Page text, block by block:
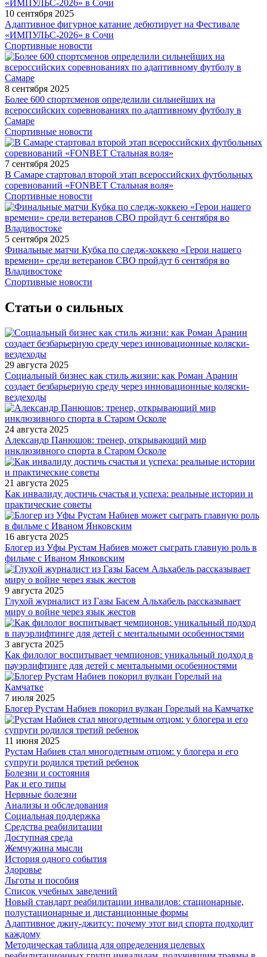
10 сентября 2025
Адаптивное фигурное катание дебютирует на Фестивале
«ИМПУЛЬС-2026» в Сочи
Спортивные новости
8 сентября 2025
Более 600 спортсменов определили сильнейших на
всероссийских соревнованиях по адаптивному футболу в
Самаре
Спортивные новости
7 сентября 2025
В Самаре стартовал второй этап всероссийских футбольных
соревнований «FONBET Стальная воля»
Спортивные новости
5 сентября 2025
Финальные матчи Кубка по следж-хоккею «Герои нашего
времени» среди ветеранов СВО пройдут 6 сентября во
Владивостоке
Спортивные новости
Статьи о сильных
29 августа 2025
Социальный бизнес как стиль жизни: как Роман Аранин
создает безбарьерную среду через инновационные коляски-
вездеходы
24 августа 2025
Александр Панюшов: тренер, открывающий мир
инклюзивного спорта в Старом Осколе
21 августа 2025
Как инвалиду достичь счастья и успеха: реальные истории и
практические советы
16 августа 2025
Блогер из Уфы Рустам Набиев может сыграть главную роль в
фильме с Иваном Янковским
9 августа 2025
Глухой журналист из Газы Басем Альхабель рассказывает
миру о войне через язык жестов
3 августа 2025
Как филолог воспитывает чемпионов: уникальный подход в
пауэрлифтинге для детей с ментальными особенностями
7 июля 2025
Блогер Рустам Набиев покорил вулкан Горелый на Камчатке
11 июня 2025
Рустам Набиев стал многодетным отцом: у блогера и его
супруги родился третий ребенок
Болезни и состояния
Рак и его типы
Нервные болезни
Анализы и обследования
Социальная поддержка
Средства реабилитации
Доступная среда
Жемчужина мысли
История одного события
Здоровье
Льготы и пособия
Список учебных заведений
Новый стандарт реабилитации инвалидов: стационарные,
полустационарные и дистанционные формы
Адаптивное джиу-джитсу: почему этот вид спорта подходит
каждому
Методическая таблица для определения целевых